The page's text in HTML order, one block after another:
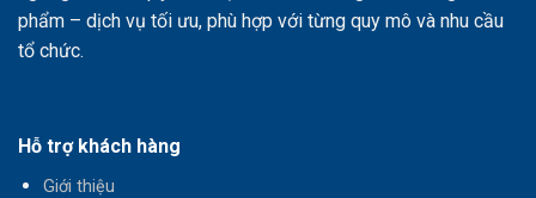
phẩm – dịch vụ tối ưu, phù hợp với từng quy mô và nhu cầu
tổ chức.
Hỗ trợ khách hàng
Giới thiệu